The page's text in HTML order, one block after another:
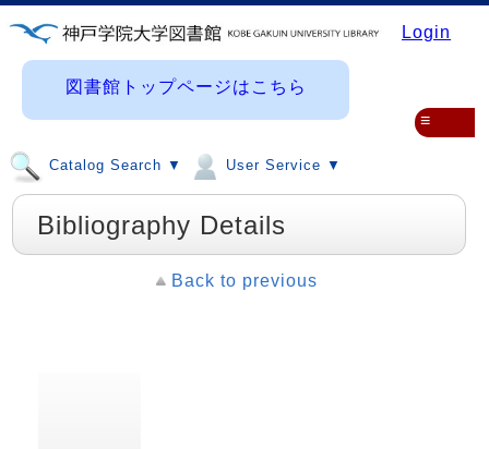
Login
図書館トップページはこちら
Catalog Search ▼ User Service ▼
≡
Bibliography Details
Back to previous